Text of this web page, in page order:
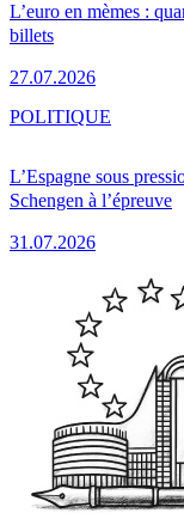
L’euro en mèmes :
billets
27.07.2026
L’Espagne sous
Schengen à l’épreuve
31.07.2026
POLITIQUE